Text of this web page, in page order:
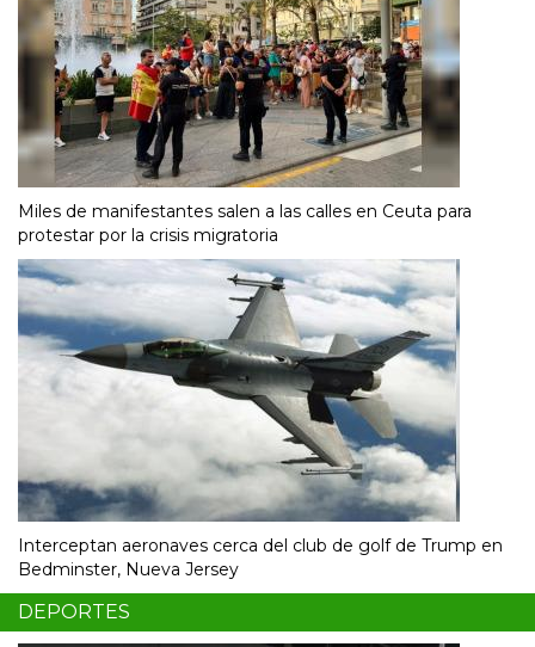
Miles de manifestantes salen a las calles en Ceuta para
protestar por la crisis migratoria
Interceptan aeronaves cerca del club de golf de Trump en
Bedminster, Nueva Jersey
DEPORTES